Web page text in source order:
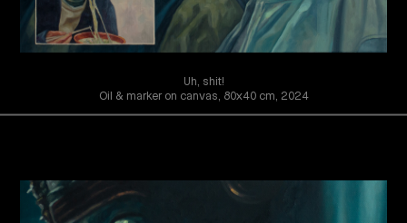
Uh, shit!
Oil & marker on canvas, 80x40 cm, 2024